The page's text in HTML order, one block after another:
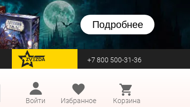
Подробнее
перейти на Zvezda +7 800 500-31-36
Войти
Избранное Корзина